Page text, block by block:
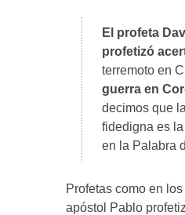
El profeta
profetizó
terremoto en
guerra en
decimos que
fidedigna es
en la Palabra
Profetas como en los
apóstol Pablo